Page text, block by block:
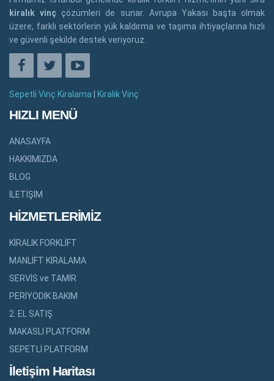
kiralık vinç çözümleri de sunar. Avrupa Yakası başta olmak
üzere, farklı sektörlerin yük kaldırma ve taşıma ihtiyaçlarına hızlı
ve güvenli şekilde destek veriyoruz.
Sepetli Vinç Kiralama Kiralık Vinç
HIZLI MENÜ
ANASAYFA
HAKKIMIZDA
BLOG
İLETİŞİM
HİZMETLERİMİZ
KİRALIK FORKLİFT
MANLİFT KİRALAMA
SERVİS ve TAMİR
PERİYODİK BAKIM
2. EL SATIŞ
MAKASLI PLATFORM
SEPETLİ PLATFORM
İletişim Haritası